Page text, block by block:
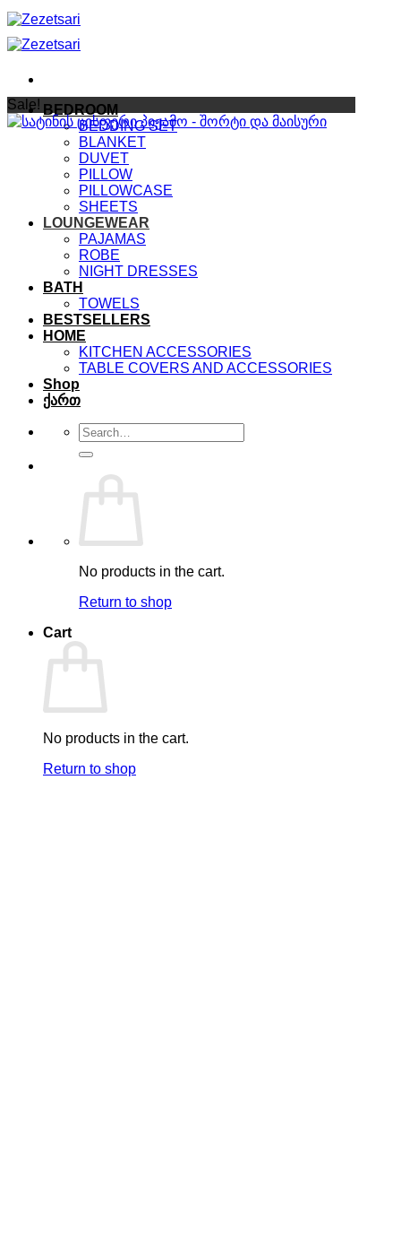
Skip
to
content
BEDROOM
BEDDING SET
BLANKET
DUVET
PILLOW
PILLOWCASE
SHEETS
LOUNGEWEAR
PAJAMAS
ROBE
NIGHT DRESSES
BATH
TOWELS
BESTSELLERS
HOME
KITCHEN ACCESSORIES
TABLE COVERS AND ACCESSORIES
Shop
ქართ
Search
for:
No products in the cart.
Return to shop
Cart
No products in the cart.
Return to shop
Sale!